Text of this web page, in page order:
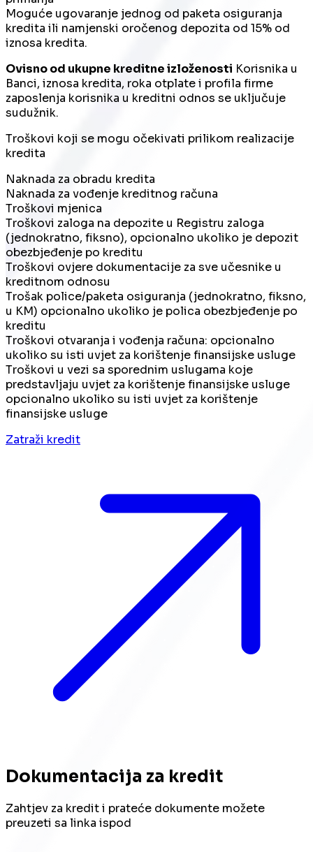
Moguće ugovaranje jednog od paketa osiguranja
kredita ili namjenski oročenog depozita od 15% od
iznosa kredita.
Ovisno od ukupne kreditne izloženosti Korisnika u
Banci, iznosa kredita, roka otplate i profila firme
zaposlenja korisnika u kreditni odnos se uključuje
sudužnik.
Troškovi koji se mogu očekivati prilikom realizacije
kredita
Naknada za obradu kredita
Naknada za vođenje kreditnog računa
Troškovi mjenica
Troškovi zaloga na depozite u Registru zaloga
(jednokratno, fiksno), opcionalno ukoliko je depozit
obezbjeđenje po kreditu
Troškovi ovjere dokumentacije za sve učesnike u
kreditnom odnosu
Trošak police/paketa osiguranja (jednokratno, fiksno,
u KM) opcionalno ukoliko je polica obezbjeđenje po
kreditu
Troškovi otvaranja i vođenja računa: opcionalno
ukoliko su isti uvjet za korištenje finansijske usluge
Troškovi u vezi sa sporednim uslugama koje
predstavljaju uvjet za korištenje finansijske usluge
opcionalno ukoliko su isti uvjet za korištenje
finansijske usluge
Zatraži kredit
Dokumentacija za kredit
Zahtjev za kredit i prateće dokumente možete
preuzeti sa linka ispod